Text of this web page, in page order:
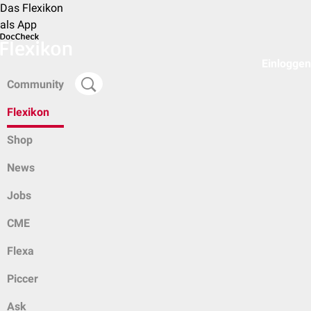
Das Flexikon
als App
Community
Flexikon
Shop
News
Jobs
CME
Flexa
Piccer
Ask